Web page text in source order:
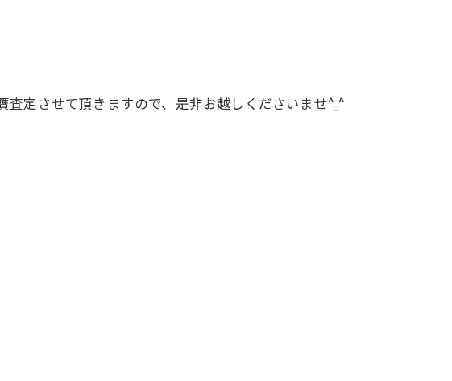
定させて頂きますので、是非お越しくださいませ^_^